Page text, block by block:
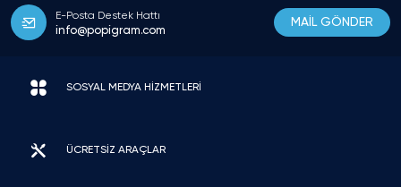
E-Posta Destek Hattı
info@popigram.com
MAİL GÖNDER
SOSYAL MEDYA HİZMETLERİ
ÜCRETSİZ ARAÇLAR